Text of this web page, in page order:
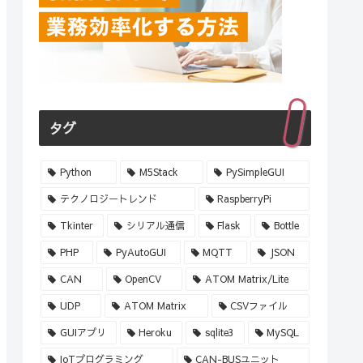
タグ
Python M5Stack PySimpleGUI
テクノロジートレンド RaspberryPi
Tkinter シリアル通信 Flask Bottle
PHP PyAutoGUI MQTT JSON
CAN OpenCV ATOM Matrix/Lite
UDP ATOM Matrix CSVファイル
GUIアプリ Heroku sqlite3 MySQL
IoTプログラミング CAN-BUSユニット